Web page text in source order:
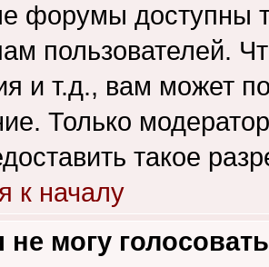
форумы доступны
пользователей.
и т.д., вам может
Только
такое
к началу
не могу